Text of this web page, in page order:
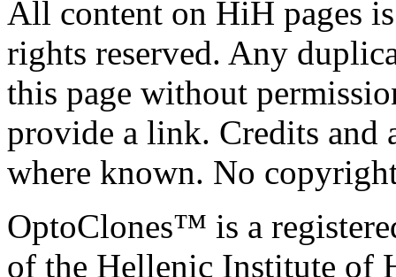
All content on HiH pages
rights reserved. Any
this page without
provide a link. Credits and
where known. No
OptoClones™ is a
of the Hellenic Institute of